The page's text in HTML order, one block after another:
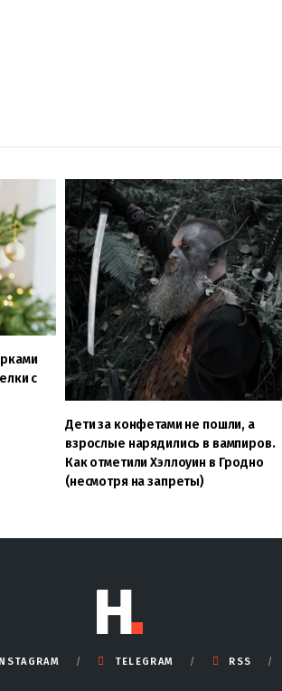
с
Дети за конфетами не пошли, а
взрослые нарядились в вампиров.
Как отметили Хэллоуин в Гродно
(несмотря на запреты)
TELEGRAM RSS